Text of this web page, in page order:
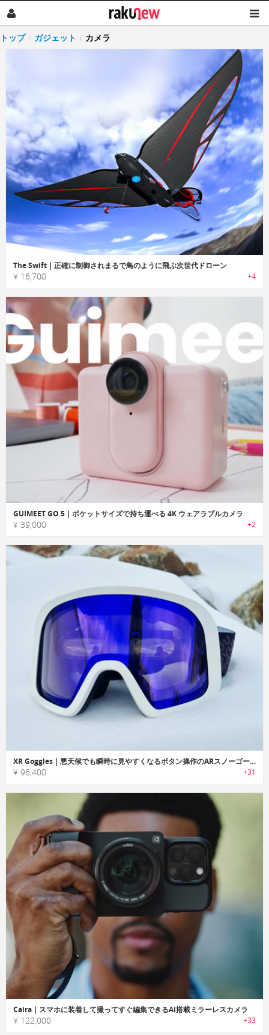
トップ / ガジェット / カメラ
The Swift｜正確に制御されまるで鳥のように飛ぶ次世代ドローン
¥ 16,700 +4
GUIMEET GO 5｜ポケットサイズで持ち運べる 4K ウェアラブルカメラ
¥ 39,000 +2
XR Goggles｜悪天候でも瞬時に見やすくなるボタン操作のARスノーゴーグル
¥ 96,400 +31
Caira｜スマホに装着して撮ってすぐ編集できるAI搭載ミラーレスカメラ
¥ 122,000 +33